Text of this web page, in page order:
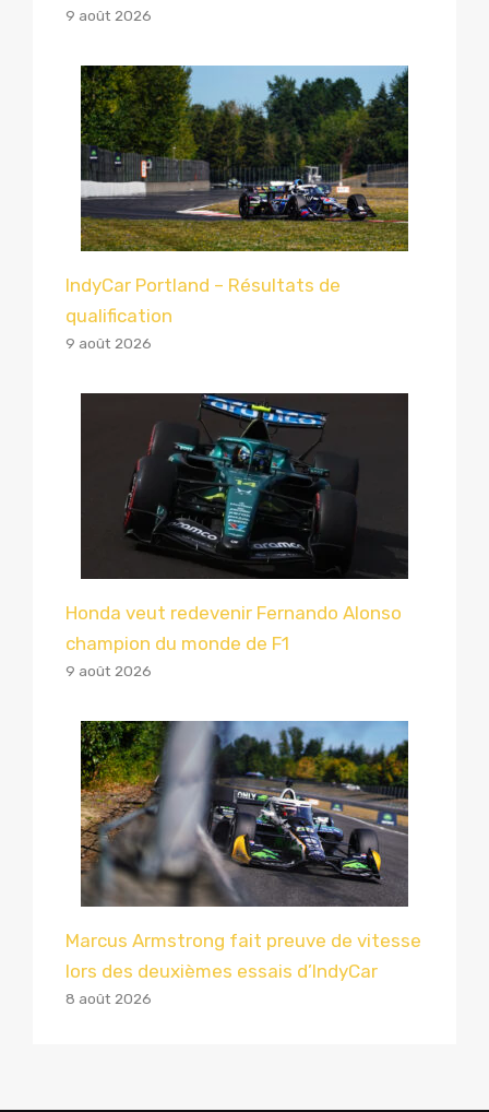
9 août 2026
IndyCar Portland – Résultats de
qualification
9 août 2026
Honda veut redevenir Fernando Alonso
champion du monde de F1
9 août 2026
Marcus Armstrong fait preuve de vitesse
lors des deuxièmes essais d’IndyCar
8 août 2026